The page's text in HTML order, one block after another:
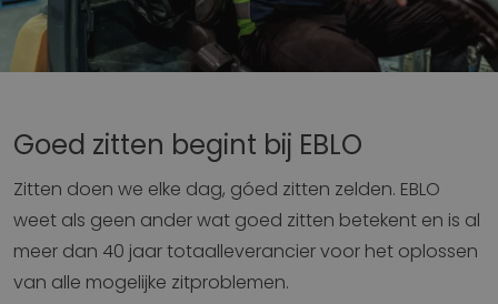
Goed zitten begint bij EBLO
Zitten doen we elke dag, góed zitten zelden. EBLO
weet als geen ander wat goed zitten betekent en is al
meer dan 40 jaar totaalleverancier voor het oplossen
van alle mogelijke zitproblemen.